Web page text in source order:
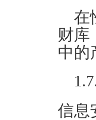
在
财库
中的
信息